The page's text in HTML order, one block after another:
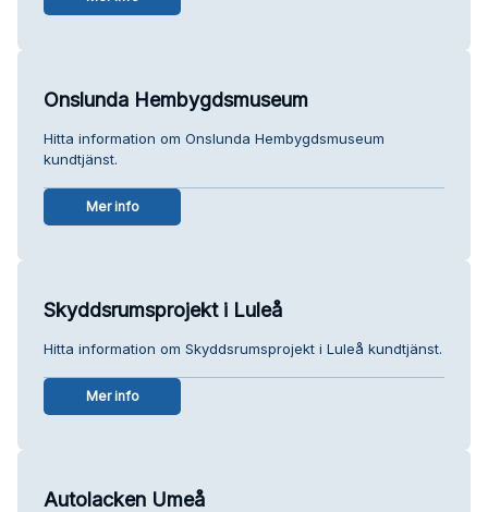
Onslunda Hembygdsmuseum
Hitta information om Onslunda Hembygdsmuseum
kundtjänst.
Mer info
Skyddsrumsprojekt i Luleå
Hitta information om Skyddsrumsprojekt i Luleå kundtjänst.
Mer info
Autolacken Umeå